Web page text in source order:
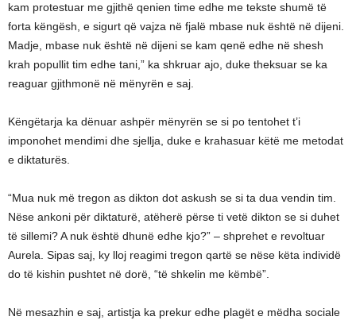
kam protestuar me gjithë qenien time edhe me tekste shumë të
forta këngësh, e sigurt që vajza në fjalë mbase nuk është në dijeni.
Madje, mbase nuk është në dijeni se kam qenë edhe në shesh
krah popullit tim edhe tani,” ka shkruar ajo, duke theksuar se ka
reaguar gjithmonë në mënyrën e saj.
Këngëtarja ka dënuar ashpër mënyrën se si po tentohet t’i
imponohet mendimi dhe sjellja, duke e krahasuar këtë me metodat
e diktaturës.
“Mua nuk më tregon as dikton dot askush se si ta dua vendin tim.
Nëse ankoni për diktaturë, atëherë përse ti vetë dikton se si duhet
të sillemi? A nuk është dhunë edhe kjo?” – shprehet e revoltuar
Aurela. Sipas saj, ky lloj reagimi tregon qartë se nëse këta individë
do të kishin pushtet në dorë, “të shkelin me këmbë”.
Në mesazhin e saj, artistja ka prekur edhe plagët e mëdha sociale